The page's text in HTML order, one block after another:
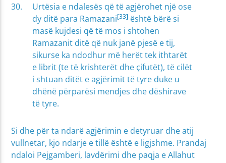
Urtësia e ndalesës që të agjërohet një ose
dy ditë para Ramazani[33] është bërë si
masë kujdesi që të mos i shtohen
Ramazanit ditë që nuk janë pjesë e tij,
sikurse ka ndodhur më herët tek ithtarët
e librit (te të krishterët dhe çifutët), të cilët
i shtuan ditët e agjërimit të tyre duke u
dhënë përparësi mendjes dhe dëshirave
të tyre.
Si dhe për ta ndarë agjërimin e detyruar dhe atij
vullnetar, kjo ndarje e tillë është e ligjshme. Prandaj
ndaloi Pejgamberi, lavdërimi dhe paqja e Allahut